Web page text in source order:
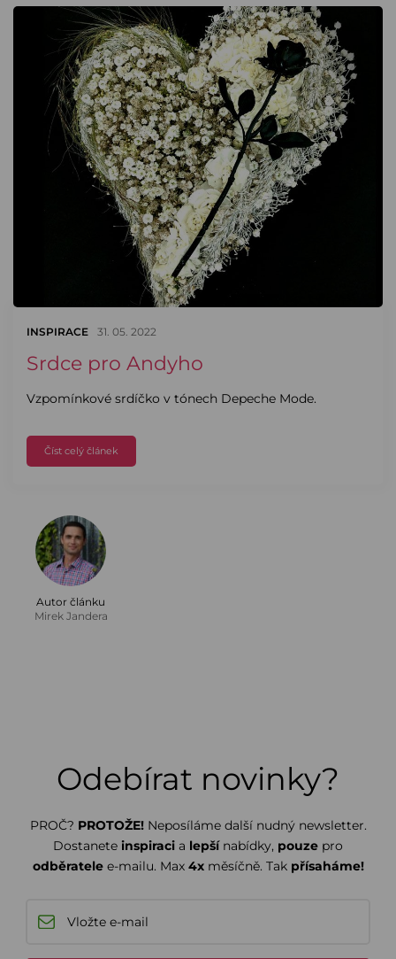
INSPIRACE 31. 05. 2022
Srdce pro Andyho
Vzpomínkové srdíčko v tónech Depeche Mode.
Číst celý článek
Autor článku
Mirek Jandera
Odebírat novinky?
PROČ? PROTOŽE! Neposíláme další nudný newsletter.
Dostanete inspiraci a lepšínabídky, pouze pro
odběratelee-mailu. Max 4xměsíčně. Tak přísaháme!